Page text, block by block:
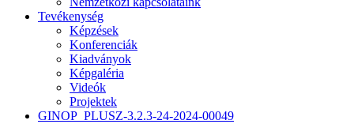
Tevékenység
Képzések
Konferenciák
Kiadványok
Képgaléria
Videók
Projektek
GINOP_PLUSZ-3.2.3-24-2024-00049